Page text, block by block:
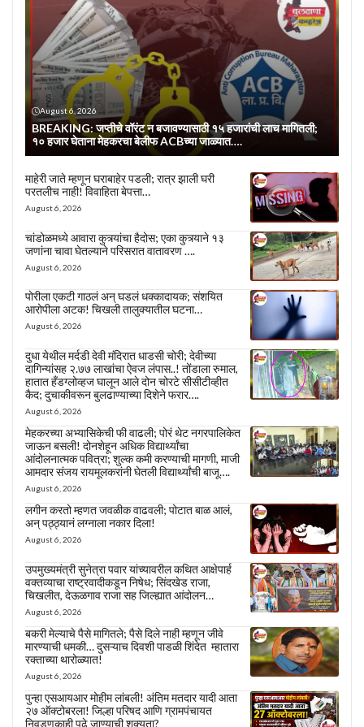
August 6, 2026
BREAKING: जप्तीचे वॉरंट न बजावण्यासाठी १५ हजारांची लाच मागितली;
१० हजार घेताना मेहकरचा बेलीफ ACBच्या जाळ्यात….
माहेरी जाते म्हणून घराबाहेर पडली; रात्र झाली घरी
परतलीच नाही! विवाहिता बेपत्ता…
August 6, 2026
चांडोळमध्ये आवारा कुत्र्यांचा हैदोस; एका कुत्र्याने १३
जणांना चावा घेतल्याने परिसरात वातावरण ….
August 6, 2026
पोरीला एकटी गाठलं अन् घडलं धक्कादायक; संशयित
आरोपीला अटक! चिखली तालुक्यातील घटना…
August 6, 2026
दुधा येथील मर्दडी देवी मंदिरात धाडसी चोरी; देवीच्या
दागिन्यांसह २.७७ लाखांचा ऐवज लंपास..! तोंडाला रुमाल,
हातात हँडग्लोव्हज घालून आले दोन चोरटे सीसीटीव्हीत
कैद; दुचाकीवरून बुलढाण्याच्या दिशेने फरार….
August 6, 2026
मेहकरच्या अभ्यासिकेची फी वाढली; पोरं थेट नगरपालिकेत
जाऊन बसली! दोनशेहून अधिक विद्यार्थ्यांचा
आंदोलनात्मक पवित्रा; शुल्क कमी करण्याची मागणी, माजी
आमदार संजय रायमूलकरांनी घेतली विद्यार्थ्यांची बाजू….
August 6, 2026
लगीन करतो म्हणत जवळीक वाढवली; पोटात बाळ आलं,
अन् पठ्ठ्यानं लग्नाला नकार दिला!
August 6, 2026
उपमुख्यमंत्री सुनेत्रा पवार यांच्यावरील कथित आक्षेपार्ह
वक्तव्याचा राष्ट्रवादीकडून निषेध; सिंदखेड राजा,
चिखलीत, देऊळगाव राजा सह जिल्ह्यात आंदोलन…
August 6, 2026
बकरी मेल्याचे पैसे मागितले; पैसे दिले नाही म्हणून जीवे
मारण्याची धमकी… दुसऱ्याच दिवशी पाडळी शिंदेत म्हातारा
रक्ताच्या थारोळ्यात!
August 6, 2026
पुन्हा एसआयआर मोहीम लांबली! अंतिम मतदार यादी आता
२७ ऑक्टोबरला! जिल्हा परिषद आणि ग्रामपंचायत
निवडणुकाही पुढे जाण्याची शक्यता?